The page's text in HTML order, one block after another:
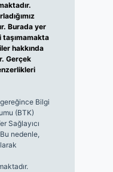
Burada yer
hakkında
Gerçek
Bilgi
(BTK)
Sağlayıcı
nedenle,